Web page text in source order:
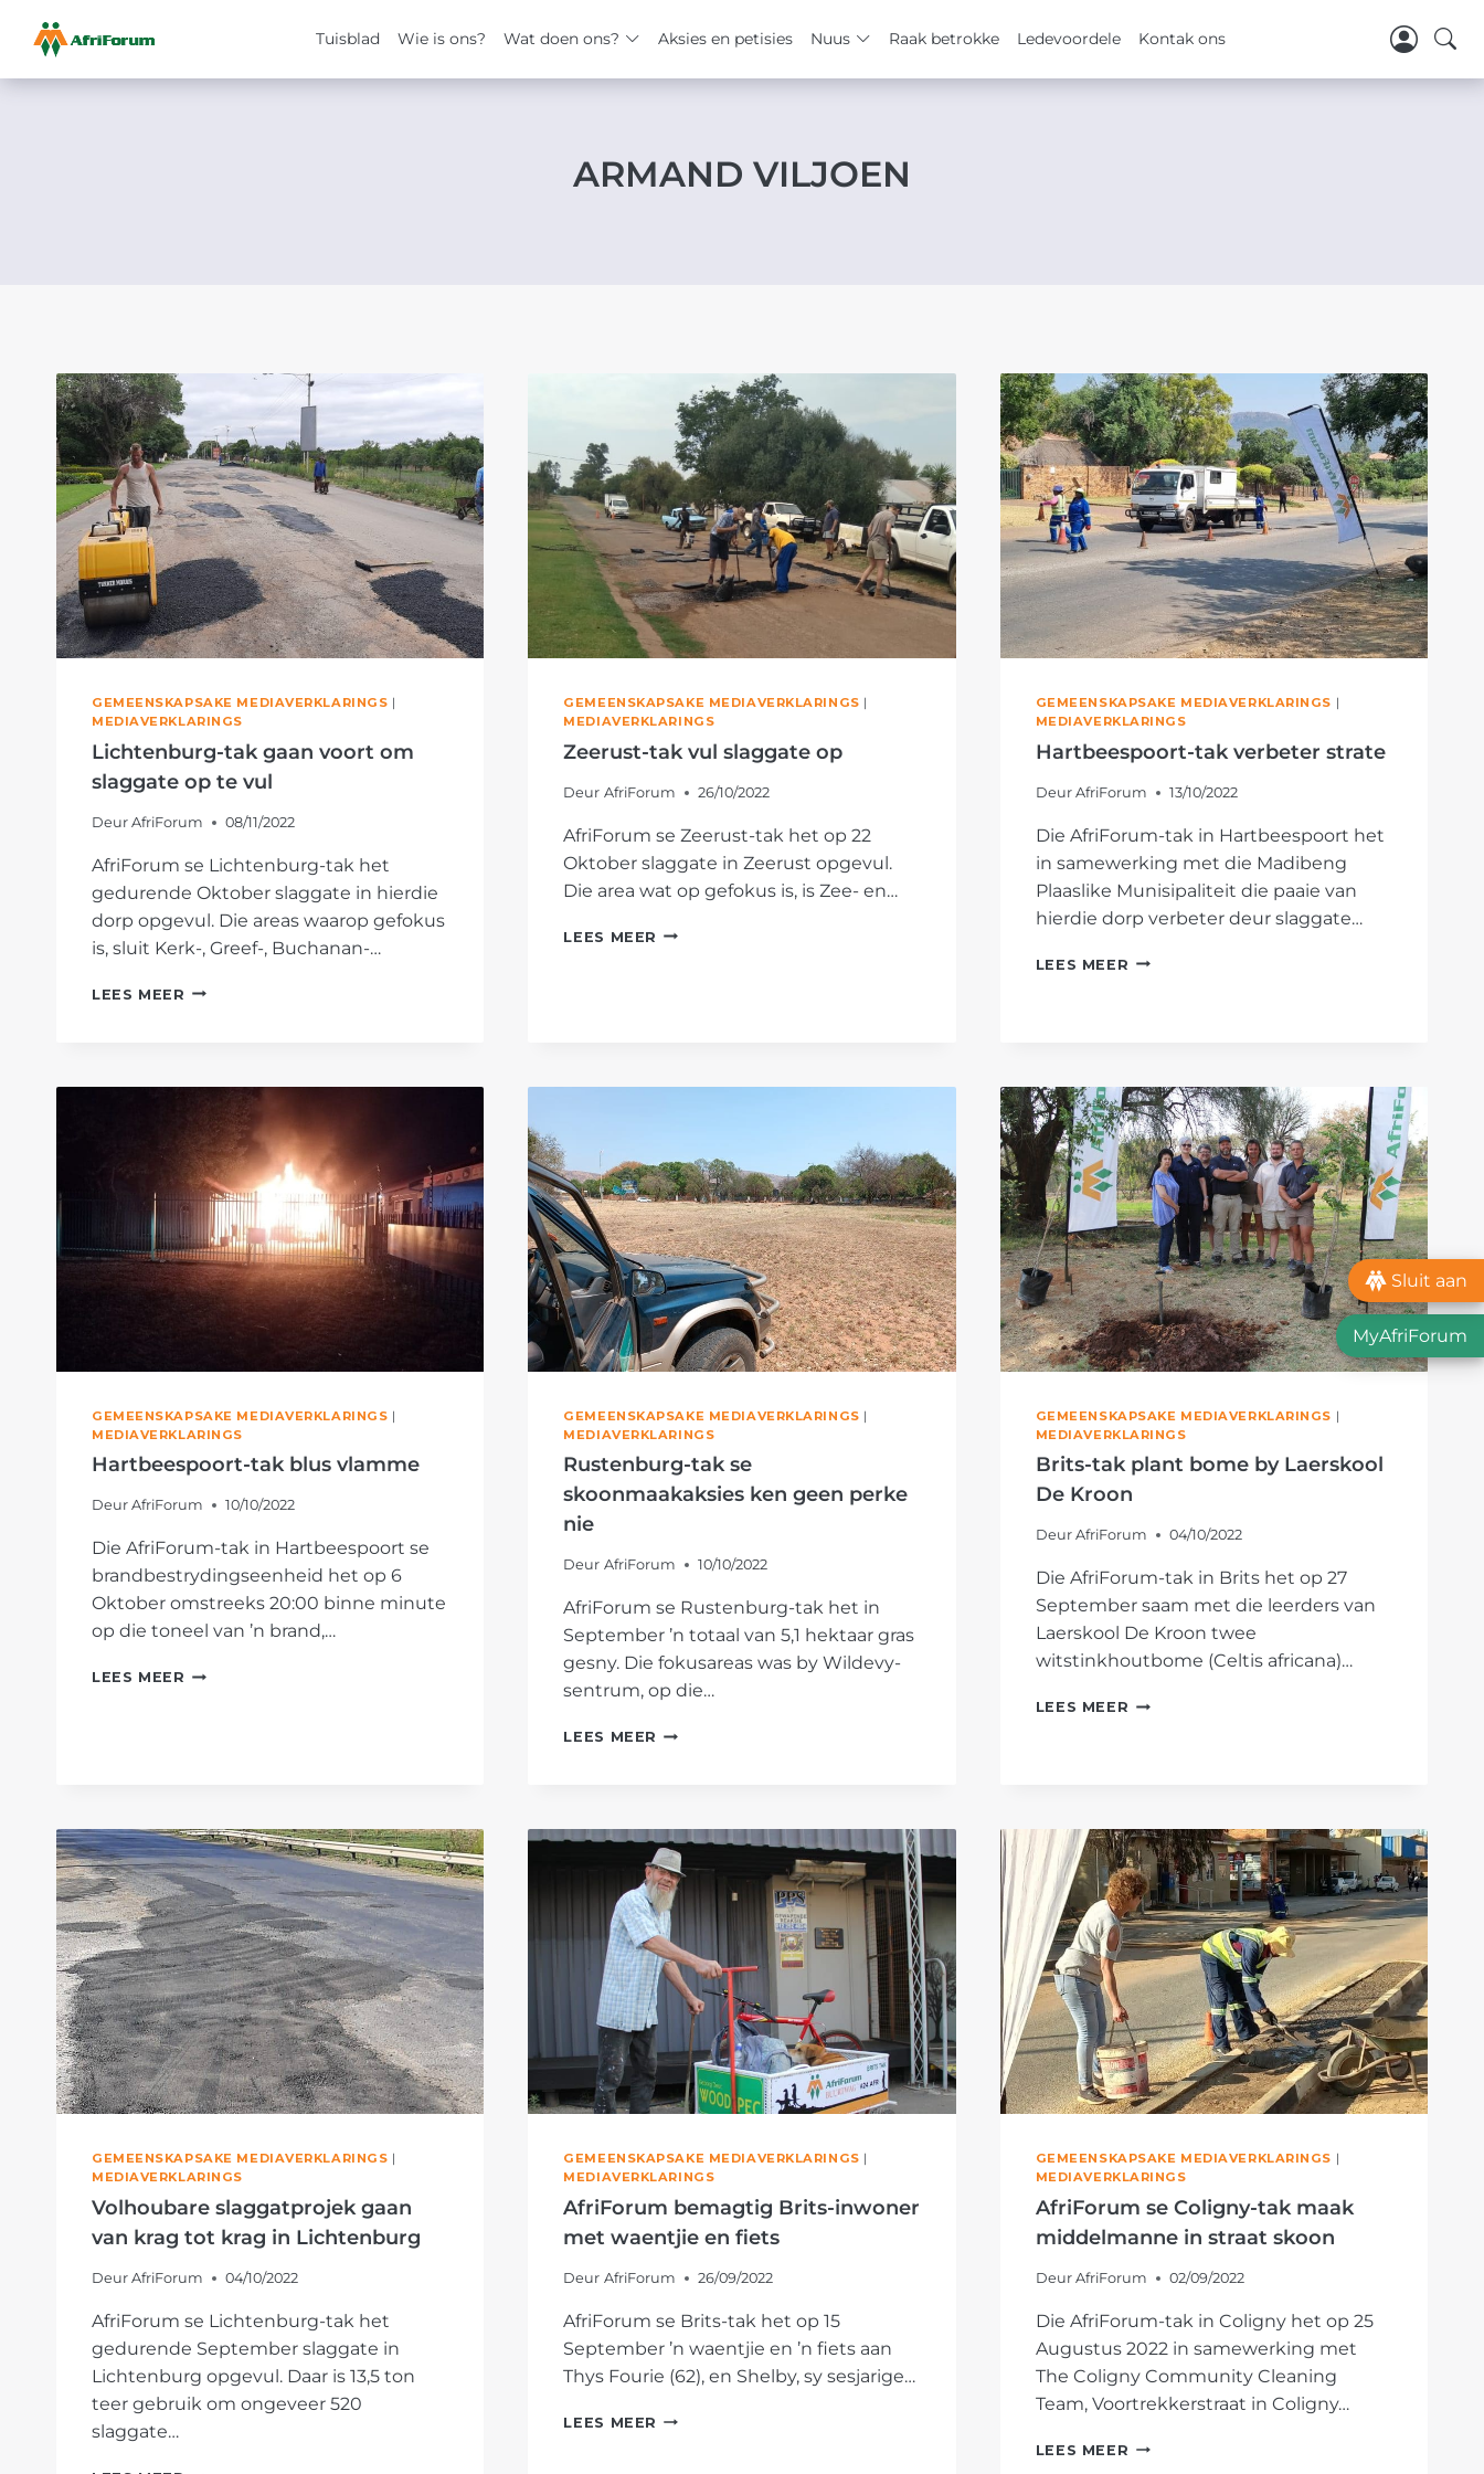
Tuisblad Wie is ons? Wat doen ons? Aksies en petisies Nuus Raak betrokke Ledevoordele Kontak ons
Skip
ARMAND VILJOEN
GEMEENSKAPSAKE MEDIAVERKLARINGS |
MEDIAVERKLARINGS
Lichtenburg-tak gaan voort om
slaggate op te vul
Deur AfriForum 08/11/2022
AfriForum se Lichtenburg-tak het
gedurende Oktober slaggate in hierdie
dorp opgevul. Die areas waarop gefokus
is, sluit Kerk-, Greef-, Buchanan-…
LEES MEER LICHTENBURG-
SLAGGATE
TE
VUL
GEMEENSKAPSAKE MEDIAVERKLARINGS |
MEDIAVERKLARINGS
Zeerust-tak vul slaggate op
Deur AfriForum 26/10/2022
AfriForum se Zeerust-tak het op 22
Oktober slaggate in Zeerust opgevul.
Die area wat op gefokus is, is Zee- en…
LEES MEER ZEERUST-
GEMEENSKAPSAKE MEDIAVERKLARINGS |
MEDIAVERKLARINGS
Hartbeespoort-tak verbeter strate
Deur AfriForum 13/10/2022
Die AfriForum-tak in Hartbeespoort het
in samewerking met die Madibeng
Plaaslike Munisipaliteit die paaie van
hierdie dorp verbeter deur slaggate…
LEES MEER HARTBEESPOORT-
GEMEENSKAPSAKE MEDIAVERKLARINGS |
MEDIAVERKLARINGS
Hartbeespoort-tak blus vlamme
Deur AfriForum 10/10/2022
Die AfriForum-tak in Hartbeespoort se
brandbestrydingseenheid het op 6
Oktober omstreeks 20:00 binne minute
op die toneel van ’n brand,…
LEES MEER HARTBEESPOORT-
GEMEENSKAPSAKE MEDIAVERKLARINGS |
MEDIAVERKLARINGS
Rustenburg-tak se
skoonmaakaksies ken geen perke
nie
Deur AfriForum 10/10/2022
AfriForum se Rustenburg-tak het in
September ’n totaal van 5,1 hektaar gras
gesny. Die fokusareas was by Wildevy-
sentrum, op die…
LEES MEER RUSTENBURG-
GEEN
PERKE
NIE
GEMEENSKAPSAKE MEDIAVERKLARINGS |
MEDIAVERKLARINGS
Brits-tak plant bome by Laerskool
De Kroon
Deur AfriForum 04/10/2022
Die AfriForum-tak in Brits het op 27
September saam met die leerders van
Laerskool De Kroon twee
witstinkhoutbome (Celtis africana)…
LEES MEER BRITS-
DE
KROON
GEMEENSKAPSAKE MEDIAVERKLARINGS |
MEDIAVERKLARINGS
Volhoubare slaggatprojek gaan
van krag tot krag in Lichtenburg
Deur AfriForum 04/10/2022
AfriForum se Lichtenburg-tak het
gedurende September slaggate in
Lichtenburg opgevul. Daar is 13,5 ton
teer gebruik om ongeveer 520
slaggate…
GEMEENSKAPSAKE MEDIAVERKLARINGS |
MEDIAVERKLARINGS
AfriForum bemagtig Brits-inwoner
met waentjie en fiets
Deur AfriForum 26/09/2022
AfriForum se Brits-tak het op 15
September ’n waentjie en ’n fiets aan
Thys Fourie (62), en Shelby, sy sesjarige…
LEES MEER AFRIFORUM
GEMEENSKAPSAKE MEDIAVERKLARINGS |
MEDIAVERKLARINGS
AfriForum se Coligny-tak maak
middelmanne in straat skoon
Deur AfriForum 02/09/2022
Die AfriForum-tak in Coligny het op 25
Augustus 2022 in samewerking met
The Coligny Community Cleaning
Team, Voortrekkerstraat in Coligny…
LEES MEER AFRIFORUM
Sluit aan
MyAfriForum